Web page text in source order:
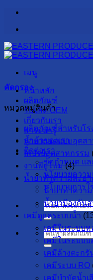
ข้าม
เนื้อหา
เมนู
หน้าหลัก
ผลิตภัณฑ์
รับผลิต OEM
เกี่ยวกับเรา
สาระน่ารู้
ลูกค้าของเรา
ติดต่อเรา
ข้อกำหนด แล
นโยบายควา
นโยบายการ
ค้นหา:
ค้นหา:
คัดกรอง
หมวดหมู่สินค้า
ผลิตภัณฑ์สำหรับโร
น้ำยาถอดแบบอุตส
สเปรย์อุตสาหกรรม
งานพียูโฟม (4)
น้ำยาทำความสะอ
น้ำยาทำควา
น้ำยาป้องกัน
เคมีดูแลระบบน้ำ
เคมีในระบบห
เคมีในระบบบ
เคมีล้างตะกรั
เคมีระบบ RO
เคมีบำบัดน้ำเ